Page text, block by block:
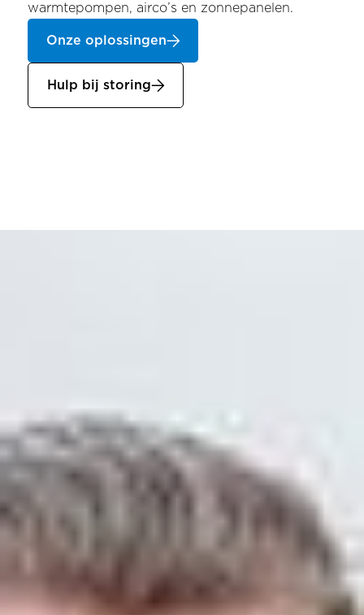
warmtepompen, airco’s en zonnepanelen.
Onze oplossingen
Hulp bij storing